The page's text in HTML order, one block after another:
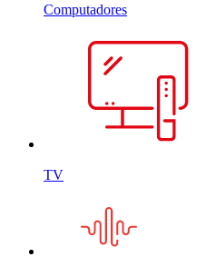
Computadores
TV